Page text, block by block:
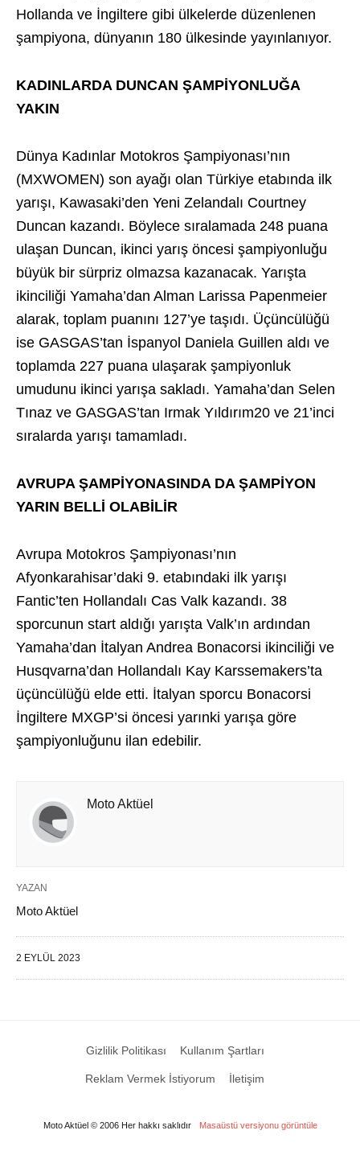
Hollanda ve İngiltere gibi ülkelerde düzenlenen
şampiyona, dünyanın 180 ülkesinde yayınlanıyor.
KADINLARDA DUNCAN ŞAMPİYONLUĞA
YAKIN
Dünya Kadınlar Motokros Şampiyonası’nın
(MXWOMEN) son ayağı olan Türkiye etabında ilk
yarışı, Kawasaki’den Yeni Zelandalı Courtney
Duncan kazandı. Böylece sıralamada 248 puana
ulaşan Duncan, ikinci yarış öncesi şampiyonluğu
büyük bir sürpriz olmazsa kazanacak. Yarışta
ikinciliği Yamaha’dan Alman Larissa Papenmeier
alarak, toplam puanını 127’ye taşıdı. Üçüncülüğü
ise GASGAS’tan İspanyol Daniela Guillen aldı ve
toplamda 227 puana ulaşarak şampiyonluk
umudunu ikinci yarışa sakladı. Yamaha’dan Selen
Tınaz ve GASGAS’tan Irmak Yıldırım20 ve 21’inci
sıralarda yarışı tamamladı.
AVRUPA ŞAMPİYONASINDA DA ŞAMPİYON
YARIN BELLİ OLABİLİR
Avrupa Motokros Şampiyonası’nın
Afyonkarahisar’daki 9. etabındaki ilk yarışı
Fantic’ten Hollandalı Cas Valk kazandı. 38
sporcunun start aldığı yarışta Valk’ın ardından
Yamaha’dan İtalyan Andrea Bonacorsi ikinciliği ve
Husqvarna’dan Hollandalı Kay Karssemakers’ta
üçüncülüğü elde etti. İtalyan sporcu Bonacorsi
İngiltere MXGP’si öncesi yarınki yarışa göre
şampiyonluğunu ilan edebilir.
Moto Aktüel
YAZAN
Moto Aktüel
2 EYLÜL 2023
Gizlilik Politikası Kullanım Şartları
Reklam Vermek İstiyorum İletişim
Moto Aktüel © 2006 Her hakkı saklıdır Masaüstü versiyonu görüntüle